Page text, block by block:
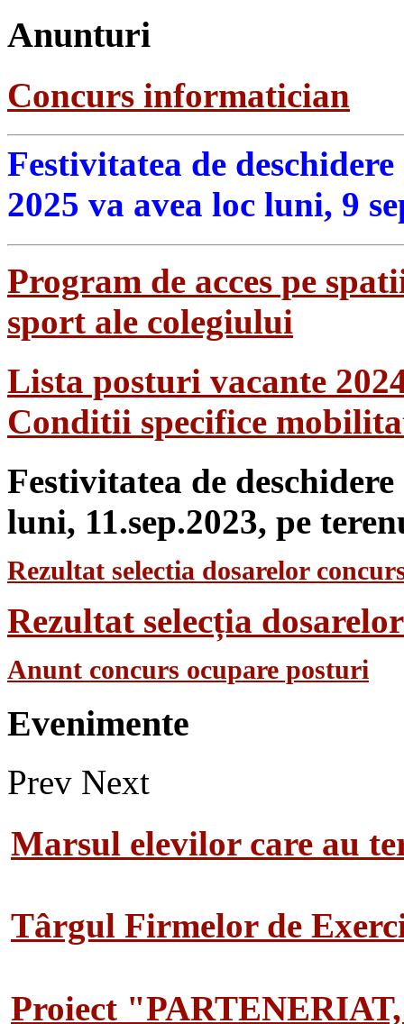
Anunturi
Concurs informatician
Festivitatea de
2025 va avea loc luni, 9
Program de acces pe
sport ale colegiului
Lista posturi vacante
Conditii specifice
Festivitatea de
luni, 11.sep.2023, pe
Rezultat selectia dosarelor
Rezultat selecția
Anunt concurs ocupare posturi
Evenimente
Prev Next
Marsul elevilor care au
Târgul Firmelor de
Proiect